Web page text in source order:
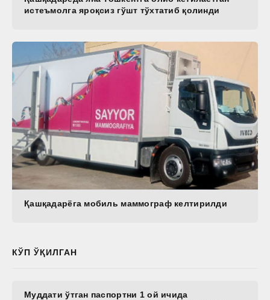
истеъмолга яроқсиз гўшт тўхтатиб қолинди
Қашқадарёга мобиль маммограф келтирилди
КЎП ЎҚИЛГАН
Муддати ўтган паспортни 1 ой ичида